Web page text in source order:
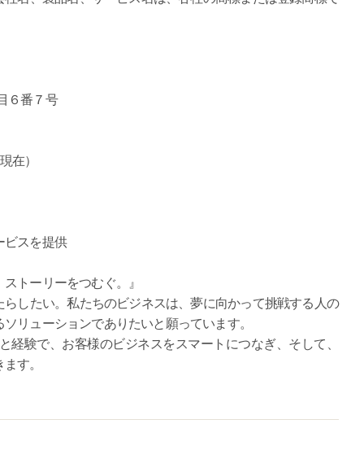
６番７号
在）
ビスを提供
トーリーをつむぐ。』
したい。私たちのビジネスは、夢に向かって挑戦する人の
リューションでありたいと願っています。
経験で、お客様のビジネスをスマートにつなぎ、そして、
す。